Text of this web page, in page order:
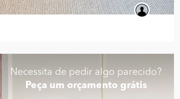
Necessita de pedir algo parecido?
Peça um orçamento grátis